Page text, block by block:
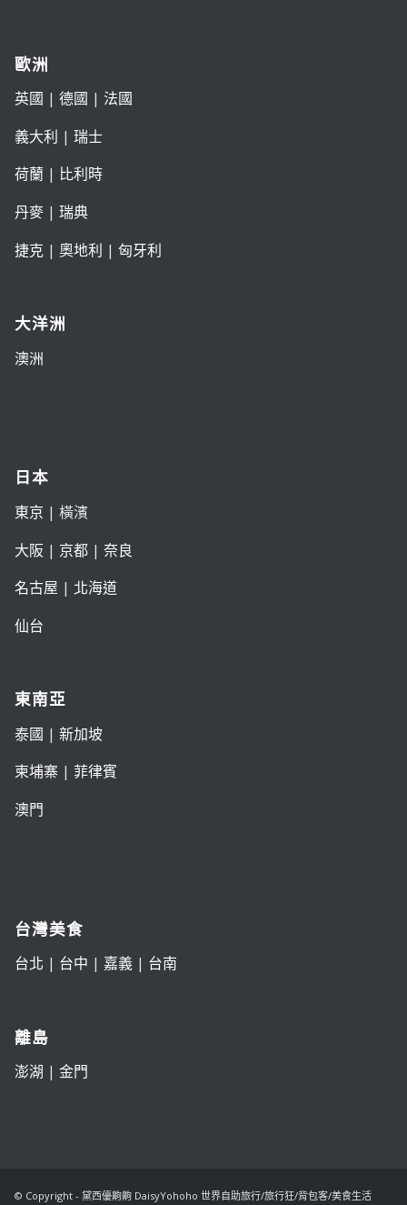
歐洲
英國 | 德國 | 法國
義大利 | 瑞士
荷蘭| 比利時
丹麥| 瑞典
捷克| 奧地利 | 匈牙利
大洋洲
澳洲
日本
東京 | 橫濱
大阪 | 京都| 奈良
名古屋 | 北海道
仙台
東南亞
泰國 | 新加坡
柬埔寨 | 菲律賓
澳門
台灣美食
台北 | 台中 | 嘉義| 台南
離島
澎湖 | 金門
© Copyright - 黛西優齁齁 DaisyYohoho 世界自助旅行/旅行狂/背包客/美食生活